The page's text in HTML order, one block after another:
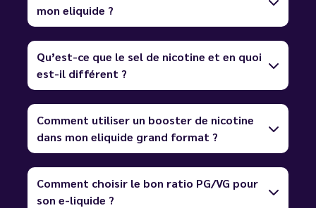
mon eliquide ?
Qu’est-ce que le sel de nicotine et en quoi
est-il différent ?
Comment utiliser un booster de nicotine
dans mon eliquide grand format ?
Comment choisir le bon ratio PG/VG pour
son e-liquide ?